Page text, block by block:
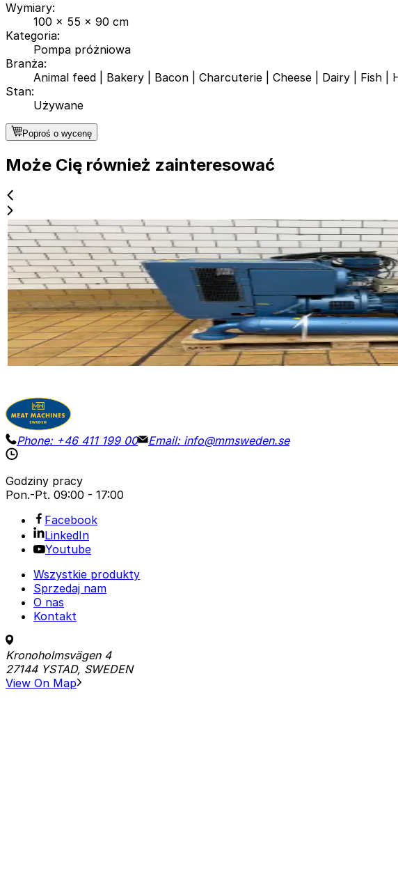
Wymiary:
100 x 55 x 90 cm
Kategoria:
Pompa próżniowa
Branża:
Animal feed
Bakery Bacon Charcuterie Cheese Dairy Fish
Stan:
Używane
Poproś o wycenę
Może Cię również zainteresować
Używane
HUCKEPACK 437 015 1733
ID NR3269
150 x 80 x 90 cm
Pompa próżniowa Huckepack typ 437 015 1733 z układem chłodzenia
Szczegóły Poproś o wycenę
Phone: +46 411 199 00 Email: info@mmsweden.se
Godziny pracy
Pon.-Pt. 09:00 - 17:00
Facebook
LinkedIn
Youtube
Wszystkie produkty
Sprzedaj nam
O nas
Kontakt
Kronoholmsvägen 4
27144 YSTAD, SWEDEN
View On Map